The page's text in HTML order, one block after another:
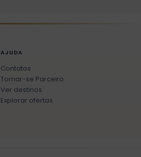
AJUDA
Contatos
Tornar-se Parceiro
Ver destinos
Explorar ofertas